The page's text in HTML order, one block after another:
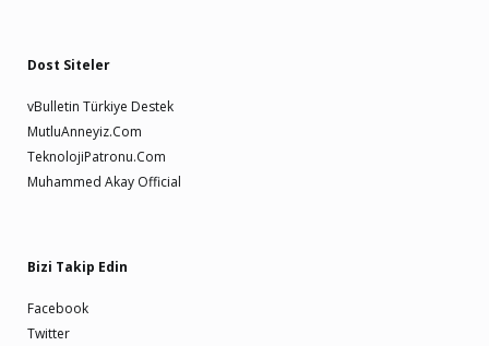
Dost Siteler
vBulletin Türkiye Destek
MutluAnneyiz.Com
TeknolojiPatronu.Com
Muhammed Akay Official
Bizi Takip Edin
Facebook
Twitter